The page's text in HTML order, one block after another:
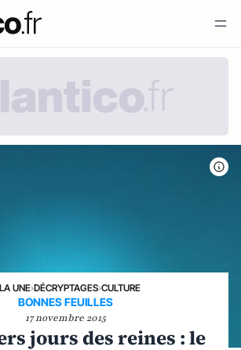
UNE›DÉCRYPTAGES›CULTURE
BONNES FEUILLES
17 novembre 2015
jours des reines : le